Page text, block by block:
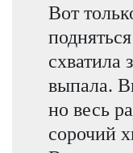
Вот
схватила
выпала.
но весь
сорочий